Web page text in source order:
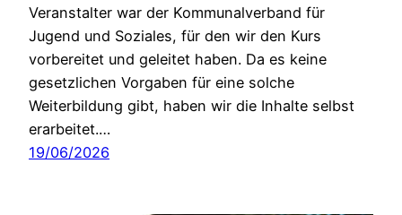
Veranstalter war der Kommunalverband für
Jugend und Soziales, für den wir den Kurs
vorbereitet und geleitet haben. Da es keine
gesetzlichen Vorgaben für eine solche
Weiterbildung gibt, haben wir die Inhalte selbst
erarbeitet.…
19/06/2026